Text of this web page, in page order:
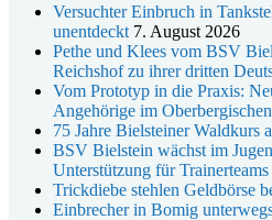
Versuchter Einbruch in
unentdeckt 7. August 2026
Pethe und Klees vom BSV
Reichshof zu ihrer dritten
Vom Prototyp in die Praxis:
Angehörige im
75 Jahre Bielsteiner Waldkurs
BSV Bielstein wächst im
Unterstützung für Trainerteams
Trickdiebe stehlen Geldbörse
Einbrecher in Bomig